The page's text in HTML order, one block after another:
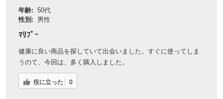
年齢: 50代
性別:
男性
ﾏﾘﾌﾟｰ
健康に良い商品を探していて出会いました。すぐに使ってしま
うのて、今回は、多く購入しました。
役に立った 0